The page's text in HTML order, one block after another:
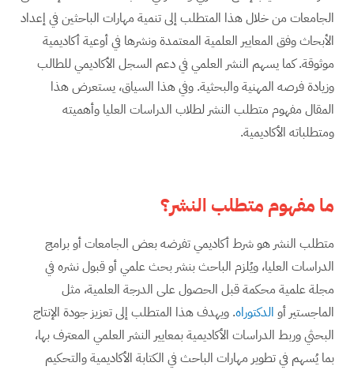
الجامعات من خلال هذا المتطلب إلى تنمية مهارات الباحثين في إعداد
الأبحاث وفق المعايير العلمية المعتمدة ونشرها في أوعية أكاديمية
موثوقة. كما يسهم النشر العلمي في دعم السجل الأكاديمي للطالب
وزيادة فرصه المهنية والبحثية. وفي هذا السياق، يستعرض هذا
المقال مفهوم متطلب النشر لطلاب الدراسات العليا وأهميته
ومتطلباته الأكاديمية.
ما مفهوم متطلب النشر؟
متطلب النشر هو شرط أكاديمي تفرضه بعض الجامعات أو برامج
الدراسات العليا، ويُلزم الباحث بنشر بحث علمي أو قبول نشره في
مجلة علمية محكمة قبل الحصول على الدرجة العلمية، مثل
الماجستير أو الدكتوراه. ويهدف هذا المتطلب إلى تعزيز جودة الإنتاج
البحثي وربط الدراسات الأكاديمية بمعايير النشر العلمي المعترف بها،
بما يُسهم في تطوير مهارات الباحث في الكتابة الأكاديمية والتحكيم